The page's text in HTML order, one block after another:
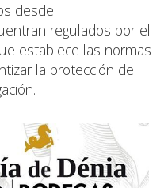
desde
regulados por el
establece las normas
la protección de